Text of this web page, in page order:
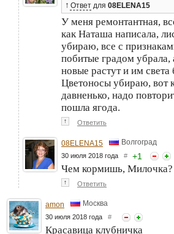
↑ Ответ для 08ELENA15
У меня ремонтантная,
как Наташа написала,
убираю, все с
побитые градом
новые растут и им света
Цветоносы убираю, вот
давненько, надо
пошла ягода.
↑ Ответить
08ELENA15 Волгоград
30 июля 2018 года # +1
Чем кормишь, Милочка?
↑ Ответить
amon Москва
30 июля 2018 года #
Красавица клубничка